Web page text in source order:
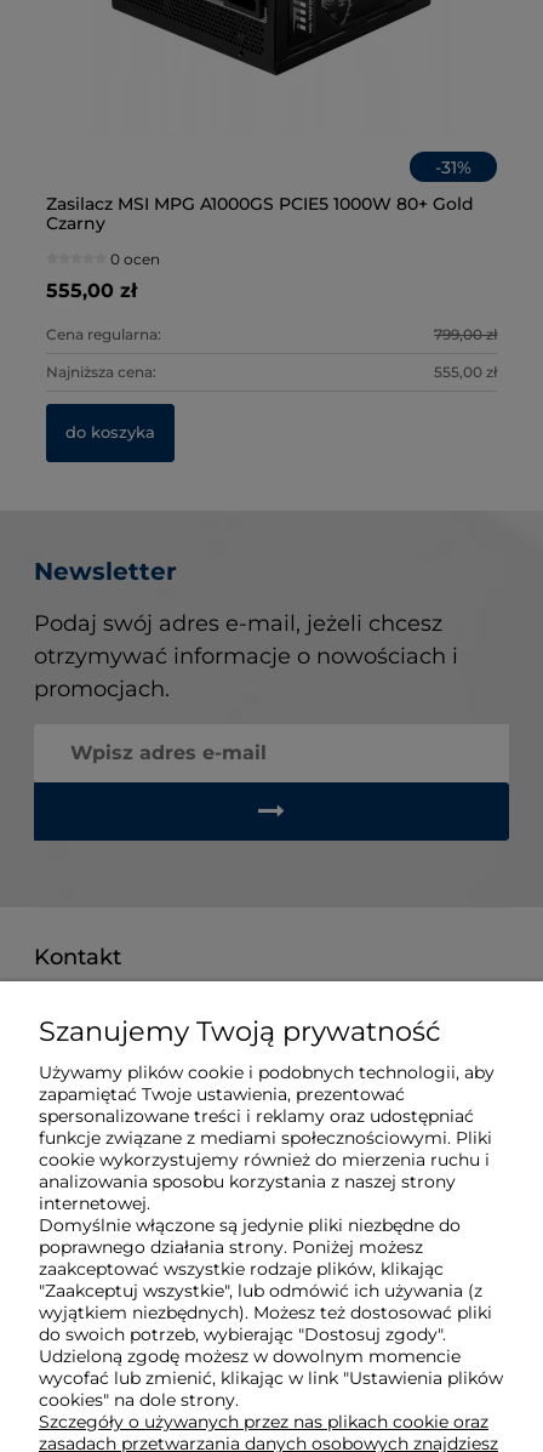
-31%
Zasilacz MSI MPG A1000GS PCIE5 1000W 80+ Gold
Czarny
0 ocen
555,00 zł
Cena regularna: 799,00 zł
Najniższa cena: 555,00 zł
do koszyka
Newsletter
Podaj swój adres e-mail, jeżeli chcesz
otrzymywać informacje o nowościach i
promocjach.
Kontakt
515 008 757
techberg@techberg.pl
ul. Święty Marcin 29/8
61-806 Poznań
O nas
Obsługa klienta
Pomoc
Szanujemy Twoją prywatność
Używamy plików cookie i podobnych technologii, aby
zapamiętać Twoje ustawienia, prezentować
spersonalizowane treści i reklamy oraz udostępniać
funkcje związane z mediami społecznościowymi. Pliki
cookie wykorzystujemy również do mierzenia ruchu i
analizowania sposobu korzystania z naszej strony
internetowej.
Domyślnie włączone są jedynie pliki niezbędne do
poprawnego działania strony. Poniżej możesz
zaakceptować wszystkie rodzaje plików, klikając
"Zaakceptuj wszystkie", lub odmówić ich używania (z
wyjątkiem niezbędnych). Możesz też dostosować pliki
do swoich potrzeb, wybierając "Dostosuj zgody".
Udzieloną zgodę możesz w dowolnym momencie
wycofać lub zmienić, klikając w link "Ustawienia plików
cookies" na dole strony.
Szczegóły o używanych przez nas plikach cookie oraz
zasadach przetwarzania danych osobowych znajdziesz